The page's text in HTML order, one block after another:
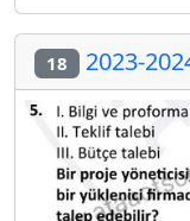
18 2023-